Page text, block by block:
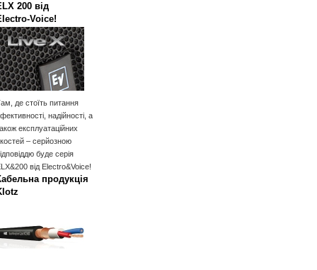
200 від
де стоїть питання
надійності, а
експлуатаційних
– серйозною
буде серія
від Electro&Voice!
продукція